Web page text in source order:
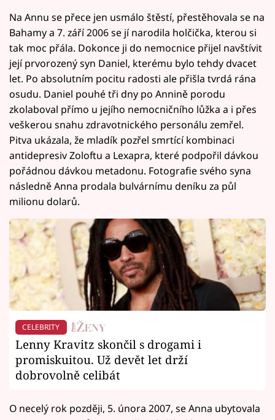
Na Annu se přece jen usmálo štěstí, přestěhovala se na
Bahamy a 7. září 2006 se jí narodila holčička, kterou si
tak moc přála. Dokonce ji do nemocnice přijel navštívit
její prvorozený syn Daniel, kterému bylo tehdy dvacet
let. Po absolutním pocitu radosti ale přišla tvrdá rána
osudu. Daniel pouhé tři dny po Annině porodu
zkolaboval přímo u jejího nemocničního lůžka a i přes
veškerou snahu zdravotnického personálu zemřel.
Pitva ukázala, že mladík pozřel smrtící kombinaci
antidepresiv Zoloftu a Lexapra, které podpořil dávkou
pořádnou dávkou metadonu. Fotografie svého syna
následně Anna prodala bulvárnímu deníku za půl
milionu dolarů.
CELEBRITY
Lenny Kravitz skončil s drogami i
promiskuitou. Už devět let drží
dobrovolně celibát
O necelý rok později, 5. února 2007, se Anna ubytovala